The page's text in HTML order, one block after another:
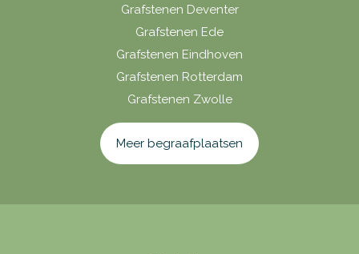
Grafstenen Deventer
Grafstenen Ede
Grafstenen Eindhoven
Grafstenen Rotterdam
Grafstenen Zwolle
Meer begraafplaatsen